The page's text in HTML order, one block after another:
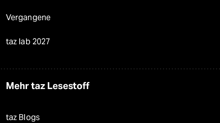
Vergangene
taz lab 2027
Mehr taz Lesestoff
taz Blogs